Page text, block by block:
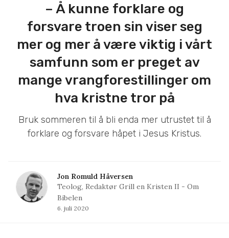
– Å kunne forklare og
forsvare troen sin viser seg
mer og mer å være viktig i vårt
samfunn som er preget av
mange vrangforestillinger om
hva kristne tror på
Bruk sommeren til å bli enda mer utrustet til å
forklare og forsvare håpet i Jesus Kristus.
Jon Romuld Håversen
Teolog, Redaktør Grill en Kristen II - Om
Bibelen
6. juli 2020